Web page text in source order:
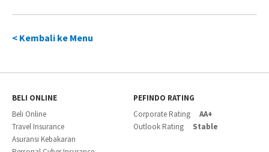
< Kembali ke Menu
BELI ONLINE
Beli Online
Travel Insurance
Asuransi Kebakaran
PEFINDO RATING
Corporate Rating AA+
Outlook Rating Stable